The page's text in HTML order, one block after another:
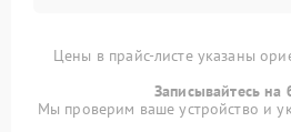
Цены в прайс-листе указаны
Записывайтесь на
Мы проверим ваше устройство и